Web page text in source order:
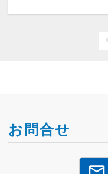
お問合せ